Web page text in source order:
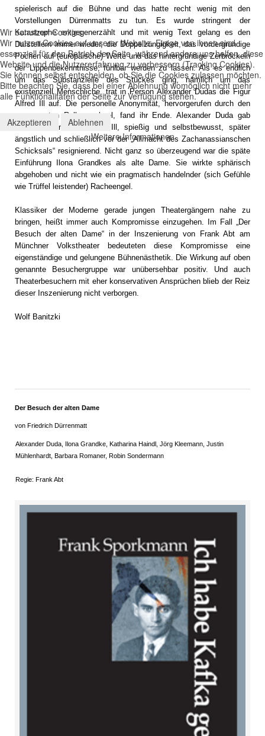
spielerisch auf die Bühne und das hatte recht wenig mit den
Vorstellungen Dürrenmatts zu tun. Es wurde stringent der
Katastrophe entgegenerzählt und mit wenig Text gelang es den
Darstellern immer wieder, die Doppelzüngigkeit, das vordergründige
Pochen auf (europäische) Werte und das hintergründige Zerbröckeln
der Lippenbekenntnisse, fühlbar werden zu lassen. Als es endlich
um das Substanzielle des Stückes ging, nämlich um das
existenziell Menschliche, trat in Person Alexander Dudas die Figur
Alfred Ill auf. Die personelle Anonymität, hervorgerufen durch den
permanenten Rollenwechsel, fand ihr Ende. Alexander Duda gab
einen sehr menschlichen Ill, spießig und selbstbewusst, später
ängstlich und schließlich vor der „Allmacht des Zachanassianschen
Schicksals“ resignierend. Nicht ganz so überzeugend war die späte
Einführung Ilona Grandkes als alte Dame. Sie wirkte sphärisch
abgehoben und nicht wie ein pragmatisch handelnder (sich Gefühle
wie Trüffel leistender) Racheengel.
Klassiker der Moderne gerade jungen Theatergängern nahe zu
bringen, heißt immer auch Kompromisse einzugehen. Im Fall „Der
Besuch der alten Dame“ in der Inszenierung von Frank Abt am
Münchner Volkstheater bedeuteten diese Kompromisse eine
eigenständige und gelungene Bühnenästhetik. Die Wirkung auf oben
genannte Besuchergruppe war unübersehbar positiv. Und auch
Theaterbesuchern mit eher konservativen Ansprüchen blieb der Reiz
dieser Inszenierung nicht verborgen.
Wolf Banitzki
Der Besuch der alten Dame
von Friedrich Dürrenmatt
Alexander Duda, Ilona Grandke, Katharina Haindl, Jörg Kleemann, Justin
Mühlenhardt, Barbara Romaner, Robin Sondermann
Regie: Frank Abt
Wir benutzen Cookies
Wir nutzen Cookies auf unserer Website. Einige von ihnen sind
essenziell für den Betrieb der Seite, während andere uns helfen, diese
Website und die Nutzererfahrung zu verbessern (Tracking Cookies).
Sie können selbst entscheiden, ob Sie die Cookies zulassen möchten.
Bitte beachten Sie, dass bei einer Ablehnung womöglich nicht mehr
alle Funktionalitäten der Seite zur Verfügung stehen.
Akzeptieren
Ablehnen
Weitere Informationen